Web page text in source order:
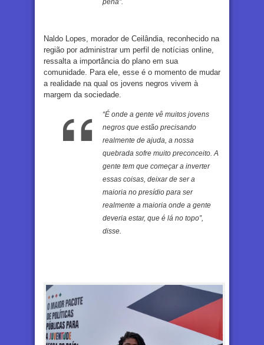
pena”.
Naldo Lopes, morador de Ceilândia, reconhecido na
região por administrar um perfil de notícias online,
ressalta a importância do plano em sua
comunidade. Para ele, esse é o momento de mudar
a realidade na qual os jovens negros vivem à
margem da sociedade.
“É onde a gente vê muitos jovens
negros que estão precisando
realmente de ajuda, a nossa
quebrada sofre muito preconceito. A
gente tem que começar a inverter
essas coisas, deixar de ser a
maioria no presídio para ser
realmente a maioria onde a gente
deveria estar, que é lá no topo”,
disse.